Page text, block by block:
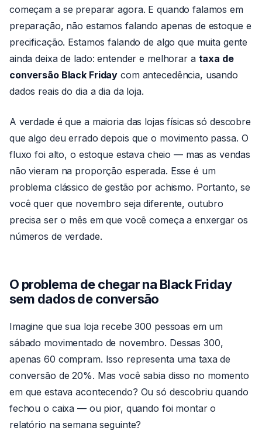
começam a se preparar agora. E quando falamos em
preparação, não estamos falando apenas de estoque e
precificação. Estamos falando de algo que muita gente
ainda deixa de lado: entender e melhorar a taxa de
conversão Black Friday com antecedência, usando
dados reais do dia a dia da loja.
A verdade é que a maioria das lojas físicas só descobre
que algo deu errado depois que o movimento passa. O
fluxo foi alto, o estoque estava cheio — mas as vendas
não vieram na proporção esperada. Esse é um
problema clássico de gestão por achismo. Portanto, se
você quer que novembro seja diferente, outubro
precisa ser o mês em que você começa a enxergar os
números de verdade.
O problema de chegar na Black Friday
sem dados de conversão
Imagine que sua loja recebe 300 pessoas em um
sábado movimentado de novembro. Dessas 300,
apenas 60 compram. Isso representa uma taxa de
conversão de 20%. Mas você sabia disso no momento
em que estava acontecendo? Ou só descobriu quando
fechou o caixa — ou pior, quando foi montar o
relatório na semana seguinte?